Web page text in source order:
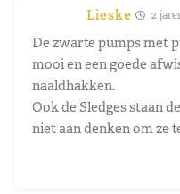
Lieske 2
De zwarte pumps met
mooi en een goede
naaldhakken.
Ook de Sledges staan
niet aan denken om ze